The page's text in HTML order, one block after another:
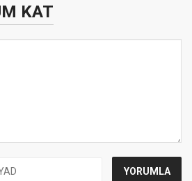
KAT